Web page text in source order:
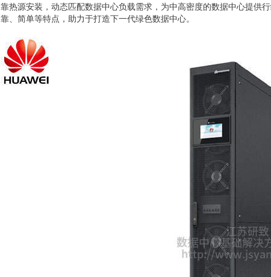
靠热源安装，动态匹配数据中心负载需求，为中高密度的数据中心提供
靠、简单等特点，助力于打造下一代绿色数据中心。